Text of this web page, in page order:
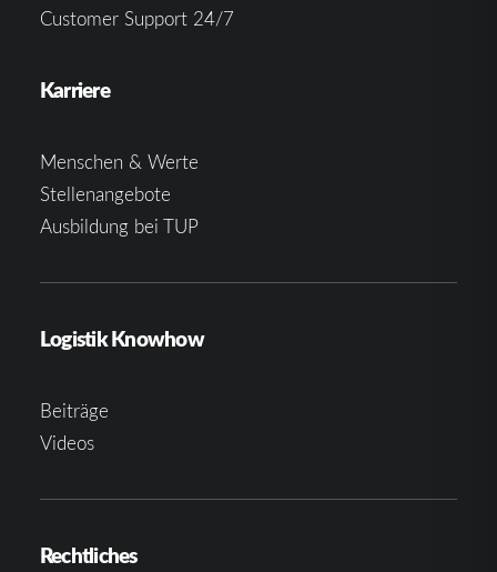
Customer Support 24/7
Karriere
Menschen & Werte
Stellenangebote
Ausbildung bei TUP
Logistik Knowhow
Beiträge
Videos
Rechtliches